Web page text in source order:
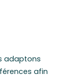
adaptons
afin